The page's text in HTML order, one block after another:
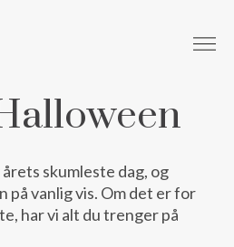
skumleste dag, og
på vanlig vis. Om det er for
har vi alt du trenger på